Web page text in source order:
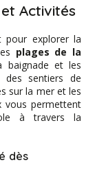
Activités
pour explorer la
plages de la
baignade et les
des sentiers de
sur la mer et les
vous permettent
à travers la
dès